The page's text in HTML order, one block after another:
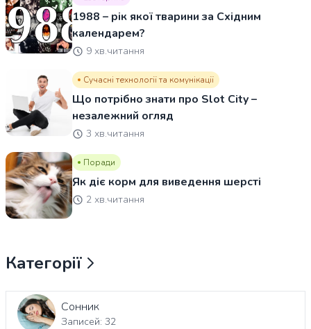
1988 – рік якої тварини за Східним
календарем?
9 хв.читання
Сучасні технології та комунікації
Що потрібно знати про Slot City –
незалежний огляд
3 хв.читання
Поради
Як діє корм для виведення шерсті
2 хв.читання
Категорії
Сонник
Записей: 32